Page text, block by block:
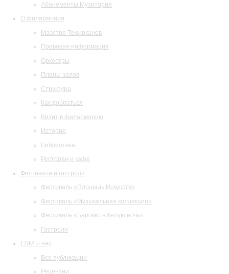
Абонементы Музитория
О филармонии
Маэстро Темирканов
Правовая информация
Оркестры
Планы залов
Структура
Как добраться
Визит в филармонию
История
Библиотека
Ресторан и кафе
Фестивали и гастроли
Фестиваль «Площадь Искусств»
Фестиваль «Музыкальная коллекция»
Фестиваль «Барокко в белую ночь»
Гастроли
СМИ о нас
Все публикации
Рецензии